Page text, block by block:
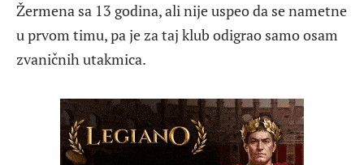
Žermena sa 13 godina, ali nije uspeo da se nametne
u prvom timu, pa je za taj klub odigrao samo osam
zvaničnih utakmica.